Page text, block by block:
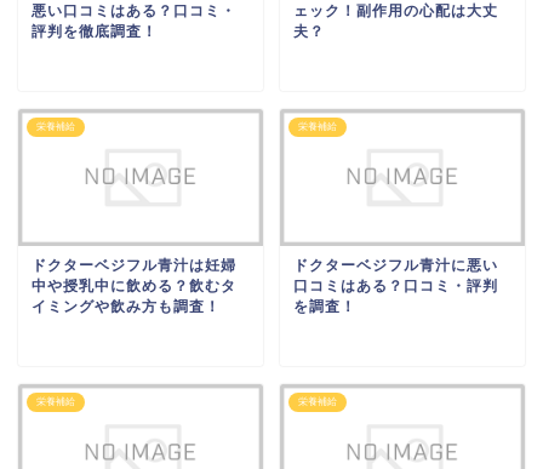
悪い口コミはある？口コミ・
評判を徹底調査！
ェック！副作用の心配は大丈
夫？
栄養補給
ドクターベジフル青汁は妊婦
中や授乳中に飲める？飲むタ
イミングや飲み方も調査！
栄養補給
ドクターベジフル青汁に悪い
口コミはある？口コミ・評判
を調査！
栄養補給 栄養補給